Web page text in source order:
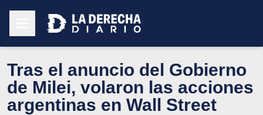
Tras el anuncio del Gobierno
de Milei, volaron las acciones
argentinas en Wall Street